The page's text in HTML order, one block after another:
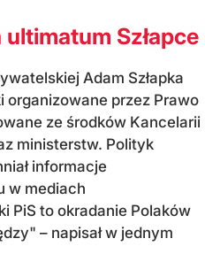
Szłapce
Adam Szłapka
organizowane przez Prawo
ze środków Kancelarii
ministerstw. Polityk
informacje
w mediach
PiS to okradanie Polaków
– napisał w jednym